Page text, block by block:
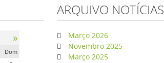
»
Dom
ARQUIVO NOTÍCIAS
Março 2026
Novembro 2025
Março 2025